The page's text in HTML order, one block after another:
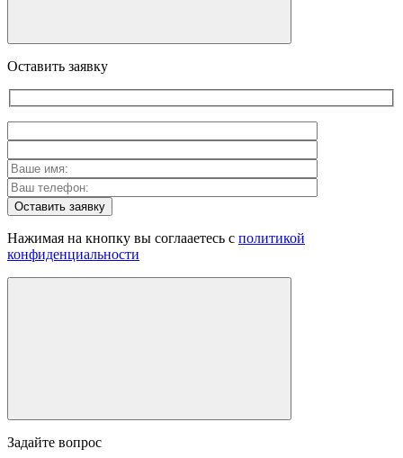
Оставить заявку
Оставить заявку
Нажимая на кнопку вы соглааетесь с политикой
конфиденциальности
Задайте вопрос